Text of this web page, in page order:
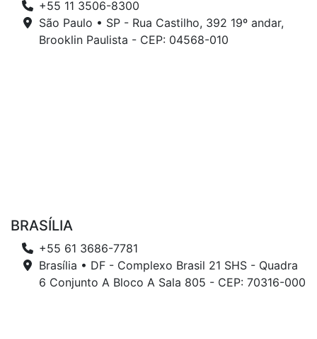
+55 11 3506-8300
São Paulo • SP - Rua Castilho, 392 19º andar,
Brooklin Paulista - CEP: 04568-010
BRASÍLIA
+55 61 3686-7781
Brasília • DF - Complexo Brasil 21 SHS - Quadra
6 Conjunto A Bloco A Sala 805 - CEP: 70316-000